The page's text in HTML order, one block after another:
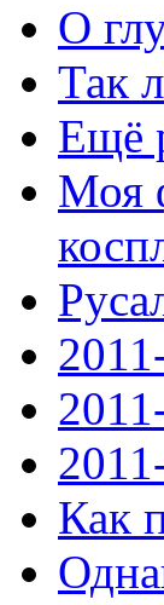
О
Так
Ещё
Моя
Как